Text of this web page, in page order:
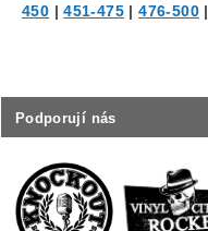
Podporují nás
450 |451-475 |476-500|